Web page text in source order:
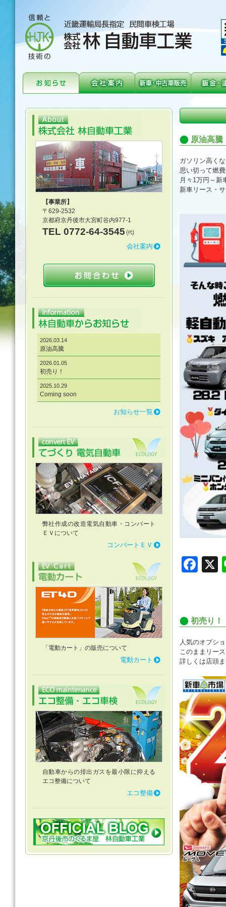
原油高騰
ガソリン高く
思い切って燃
月々1万円～新
新車リース・
F
e
b
o
o
k
初売り！
人気のオプシ
このままリー
詳しくは店頭
【事業所】
〒629-2532
京都府京丹後市大宮町谷内977-1
TEL 0772-64-3545㈹
会社案内
2026.03.14
原油高騰
2026.01.05
初売り！
2025.10.29
Coming soon
お知らせ一覧
弊社作成の改造電気自動車・コンバート
ＥＶについて
コンバートＥＶ
「電動カート」の販売について
電動カート
自動車からの排出ガスを最小限に抑える
エコ整備について
エコ整備